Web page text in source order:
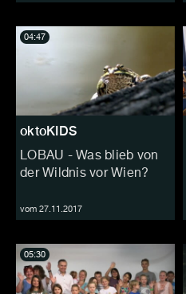
oktoKIDS
LOBAU - Was blieb von
der Wildnis vor Wien?
vom 27.11.2017
04:47
05:30